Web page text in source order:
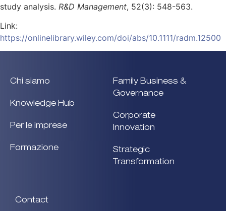
study analysis. R&D Management, 52(3): 548-563.
Link:
https://onlinelibrary.wiley.com/doi/abs/10.1111/radm.12500
Chi siamo
Knowledge Hub
Per le imprese
Formazione
Family Business &
Governance
Corporate
Innovation
Strategic
Transformation
Contact